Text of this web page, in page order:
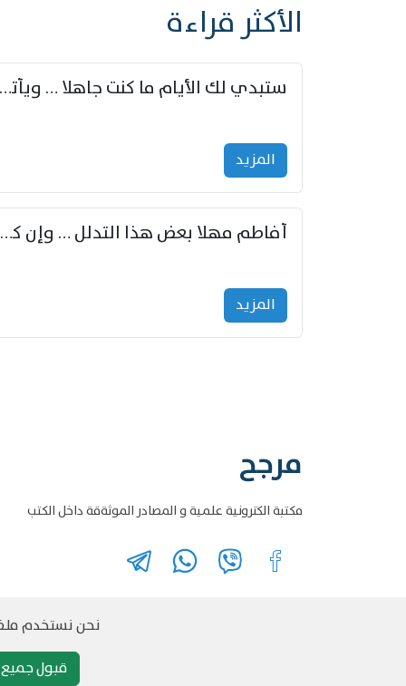
الأكثر قراءة
ستبدي لك الأيام ما كنت جاهلا … ويأتيك بالأخبار من لم تزوّد
المزید
أفاطم مهلا بعض هذا التدلل … وإن كنت قد أزمعت صرمي فأجملي
المزید
مرجح
مكتبة الكترونية علمية و المصادر الموثةقة داخل الكتب
نحن نستخدم
قبول جميع